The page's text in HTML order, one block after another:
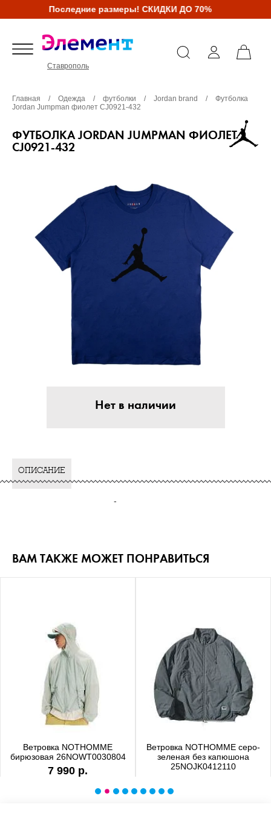
Последние размеры! СКИДКИ ДО 70%
Ставрополь
Главная / Одежда / футболки / Jordan brand /
Футболка
Jordan Jumpman фиолет CJ0921-432
ФУТБОЛКА JORDAN JUMPMAN ФИОЛЕТ
CJ0921-432
Нет в наличии
ОПИСАНИЕ
-
ВАМ ТАКЖЕ МОЖЕТ ПОНРАВИТЬСЯ
Ветровка NOTHOMME
бирюзовая 26NOWT0030804
7 990 р.
Ветровка NOTHOMME серо-
зеленая без капюшона
25NOJK0412110